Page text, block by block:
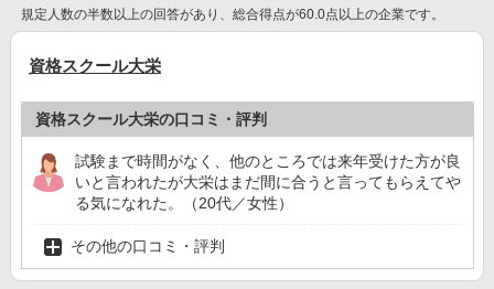
規定人数の半数以上の回答があり、総合得点が60.0点以上の企業です。
資格スクール大栄
資格スクール大栄の口コミ・評判
試験まで時間がなく、他のところでは来年受けた方が良
いと言われたが大栄はまだ間に合うと言ってもらえてや
る気になれた。（20代／女性）
その他の口コミ・評判